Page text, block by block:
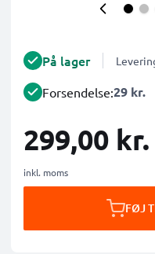
På lager
Forsendelse:29 kr.
299,00 kr.
inkl. moms
FØJ